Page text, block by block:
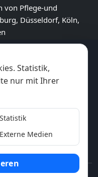
von Pflege-und
Düsseldorf, Köln,
Statistik,
nur mit Ihrer
Statistik
Externe Medien